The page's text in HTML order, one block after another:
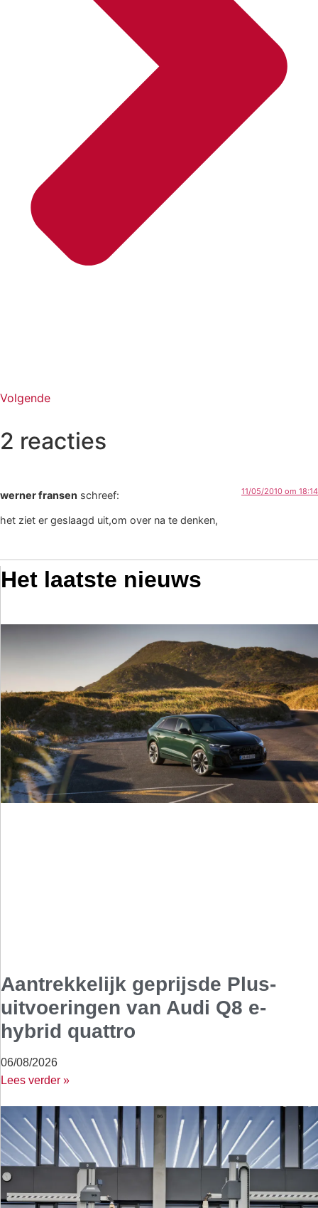
Volgende
2 reacties
werner fransen schreef: 11/05/2010 om 18:14
het ziet er geslaagd uit,om over na te denken,
Het laatste nieuws
Aantrekkelijk geprijsde Plus-
uitvoeringen van Audi Q8 e-
hybrid quattro
06/08/2026
Lees verder »